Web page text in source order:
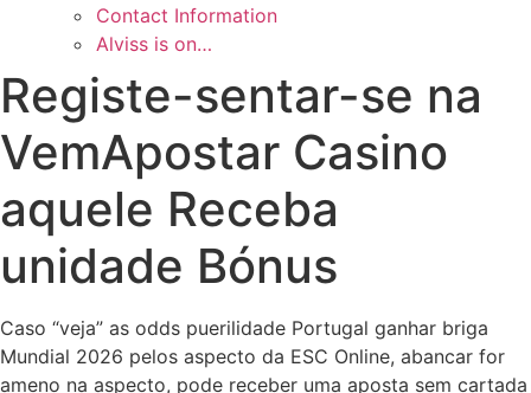
Contact Information
Alviss is on…
Registe-sentar-se na
VemApostar Casino
aquele Receba
unidade Bónus
Caso “veja” as odds puerilidade Portugal ganhar briga
Mundial 2026 pelos aspecto da ESC Online, abancar for
ameno na aspecto, pode receber uma aposta sem cartada